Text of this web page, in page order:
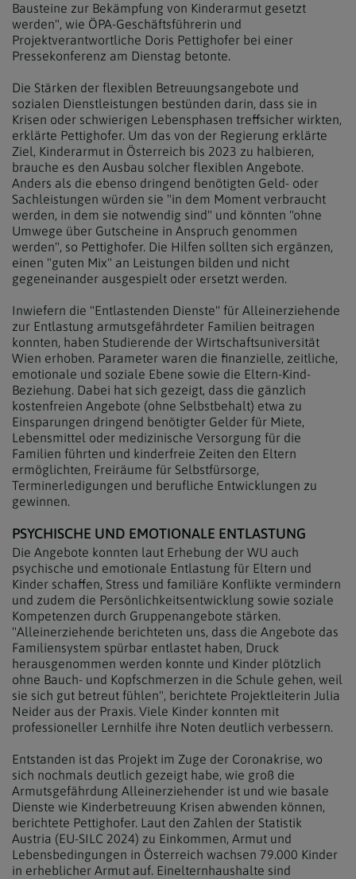
Bausteine zur Bekämpfung von Kinderarmut gesetzt
werden", wie ÖPA-Geschäftsführerin und
Projektverantwortliche Doris Pettighofer bei einer
Pressekonferenz am Dienstag betonte.
Die Stärken der flexiblen Betreuungsangebote und
sozialen Dienstleistungen bestünden darin, dass sie in
Krisen oder schwierigen Lebensphasen treffsicher wirkten,
erklärte Pettighofer. Um das von der Regierung erklärte
Ziel, Kinderarmut in Österreich bis 2023 zu halbieren,
brauche es den Ausbau solcher flexiblen Angebote.
Anders als die ebenso dringend benötigten Geld- oder
Sachleistungen würden sie "in dem Moment verbraucht
werden, in dem sie notwendig sind" und könnten "ohne
Umwege über Gutscheine in Anspruch genommen
werden", so Pettighofer. Die Hilfen sollten sich ergänzen,
einen "guten Mix" an Leistungen bilden und nicht
gegeneinander ausgespielt oder ersetzt werden.
Inwiefern die "Entlastenden Dienste" für Alleinerziehende
zur Entlastung armutsgefährdeter Familien beitragen
konnten, haben Studierende der Wirtschaftsuniversität
Wien erhoben. Parameter waren die finanzielle, zeitliche,
emotionale und soziale Ebene sowie die Eltern-Kind-
Beziehung. Dabei hat sich gezeigt, dass die gänzlich
kostenfreien Angebote (ohne Selbstbehalt) etwa zu
Einsparungen dringend benötigter Gelder für Miete,
Lebensmittel oder medizinische Versorgung für die
Familien führten und kinderfreie Zeiten den Eltern
ermöglichten, Freiräume für Selbstfürsorge,
Terminerledigungen und berufliche Entwicklungen zu
gewinnen.
PSYCHISCHE UND EMOTIONALE ENTLASTUNG
Die Angebote konnten laut Erhebung der WU auch
psychische und emotionale Entlastung für Eltern und
Kinder schaffen, Stress und familiäre Konflikte vermindern
und zudem die Persönlichkeitsentwicklung sowie soziale
Kompetenzen durch Gruppenangebote stärken.
"Alleinerziehende berichteten uns, dass die Angebote das
Familiensystem spürbar entlastet haben, Druck
herausgenommen werden konnte und Kinder plötzlich
ohne Bauch- und Kopfschmerzen in die Schule gehen, weil
sie sich gut betreut fühlen", berichtete Projektleiterin Julia
Neider aus der Praxis. Viele Kinder konnten mit
professioneller Lernhilfe ihre Noten deutlich verbessern.
Entstanden ist das Projekt im Zuge der Coronakrise, wo
sich nochmals deutlich gezeigt habe, wie groß die
Armutsgefährdung Alleinerziehender ist und wie basale
Dienste wie Kinderbetreuung Krisen abwenden können,
berichtete Pettighofer. Laut den Zahlen der Statistik
Austria (EU-SILC 2024) zu Einkommen, Armut und
Lebensbedingungen in Österreich wachsen 79.000 Kinder
in erheblicher Armut auf. Einelternhaushalte sind